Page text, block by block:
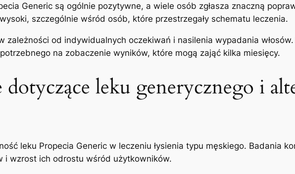
Generic są ogólnie pozytywne, a wiele osób zgłasza znaczną
szczególnie wśród osób, które przestrzegały schematu leczenia.
zależności od indywidualnych oczekiwań i nasilenia wypadania
na zobaczenie wyników, które mogą zająć kilka miesięcy.
dotyczące leku generycznego i
leku Propecia Generic w leczeniu łysienia typu męskiego. Badania
i wzrost ich odrostu wśród użytkowników.